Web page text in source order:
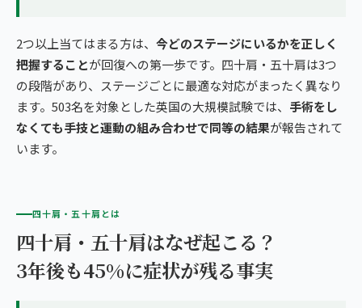
2つ以上当てはまる方は、 今どのステージにいるかを正しく
把握することが回復への第一歩です。四十肩・五十肩は3つ
の段階があり、ステージごとに最適な対応がまったく異なり
ます。503名を対象とした英国の大規模試験では、 手術をし
なくても手技と運動の組み合わせで同等の結果が報告されて
います。
四十肩・五十肩とは
四十肩・五十肩はなぜ起こる？
3年後も45%に症状が残る事実